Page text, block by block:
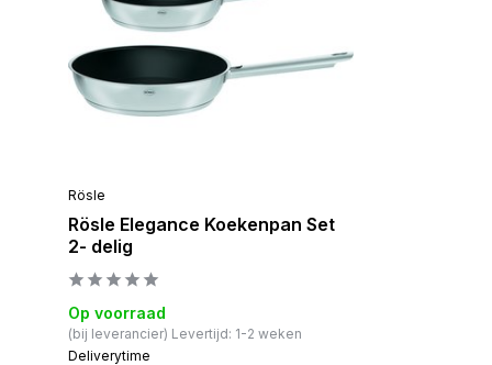
Rösle
Rösle Elegance Koekenpan Set
2- delig
Op voorraad
(bij leverancier) Levertijd: 1-2 weken
Deliverytime